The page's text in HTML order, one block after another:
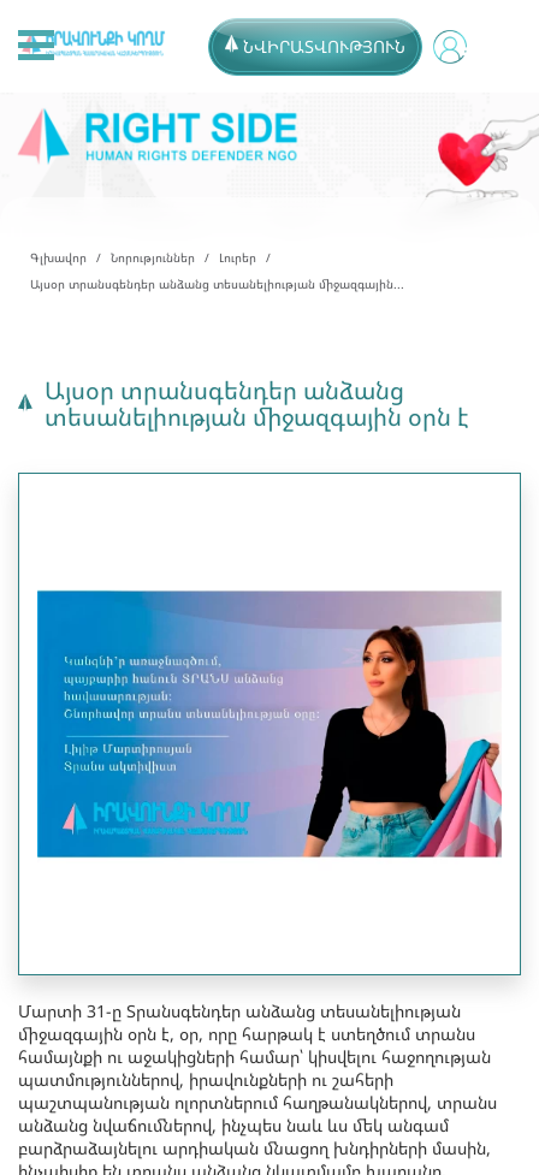
ՆՎԻՐԱՏՎՈՒԹՅՈՒՆ
Գլխավոր Նորություններ
Լուրեր
Այսօր տրանսգենդեր անձանց տեսանելիության միջազգային...
Այսօր տրանսգենդեր անձանց
տեսանելիության միջազգային օրն է
Մարտի 31-ը Տրանսգենդեր անձանց տեսանելիության
միջազգային օրն է, օր, որը հարթակ է ստեղծում տրանս
համայնքի ու աջակիցների համար՝ կիսվելու հաջողության
պատմություններով, իրավունքների ու շահերի
պաշտպանության ոլորտներում հաղթանակներով, տրանս
անձանց նվաճումներով, ինչպես նաև ևս մեկ անգամ
բարձրաձայնելու արդիական մնացող խնդիրների մասին,
ինչպիսիք են տրանս անձանց նկատմամբ խարանը,